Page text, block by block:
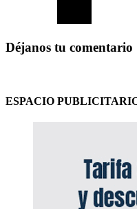
Déjanos tu comentario
ESPACIO